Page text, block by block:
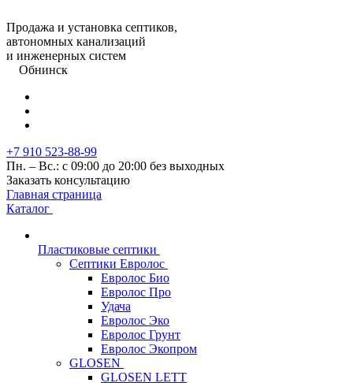
Продажа и установка септиков,
автономных канализаций
и инженерных систем
Обнинск
+7 910 523-88-99
Пн. – Вс.: с 09:00 до 20:00 без выходных
Заказать консультацию
Главная страница
Каталог
Пластиковые септики
Септики Евролос
Евролос Био
Евролос Про
Удача
Евролос Эко
Евролос Грунт
Евролос Экопром
GLOSEN
GLOSEN LETT